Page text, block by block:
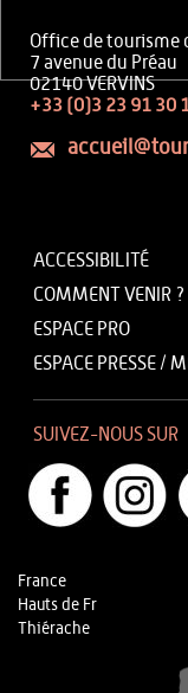
Office de tourisme
7 avenue du Préau
02140 VERVINS
+33 (0)3 23 91 30
ACCESSIBILITÉ
COMMENT VENIR ?
ESPACE PRO
ESPACE PRESSE /
SUIVEZ-NOUS SUR
France
Hauts de Fr
Thiérache